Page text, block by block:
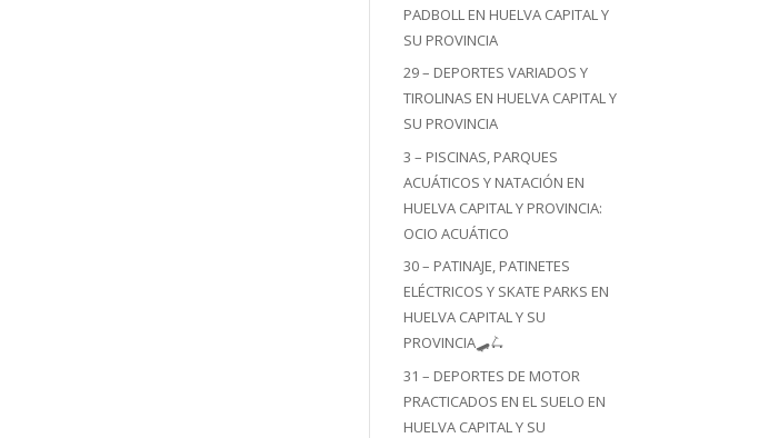
PADBOLL EN HUELVA CAPITAL Y
SU PROVINCIA
29 – DEPORTES VARIADOS Y
TIROLINAS EN HUELVA CAPITAL Y
SU PROVINCIA
3 – PISCINAS, PARQUES
ACUÁTICOS Y NATACIÓN EN
HUELVA CAPITAL Y PROVINCIA:
OCIO ACUÁTICO
30 – PATINAJE, PATINETES
ELÉCTRICOS Y SKATE PARKS EN
HUELVA CAPITAL Y SU
PROVINCIA🛹🛴
31 – DEPORTES DE MOTOR
PRACTICADOS EN EL SUELO EN
HUELVA CAPITAL Y SU